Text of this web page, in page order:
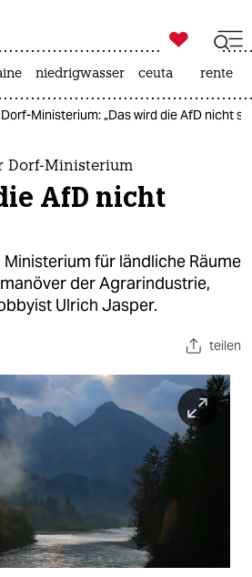
taz zahl ich
zahl ich

taz zahl ich
niedrigwasser ceuta rente
Ministerium: „Das wird die AfD nicht
Dorf-Ministerium
AfD nicht
Ministerium für ländliche Räume
der Agrarindustrie,
Ulrich Jasper.
teilen